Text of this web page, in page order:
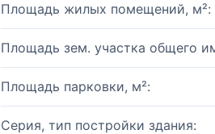
Площадь жилых помещений, м²:
Площадь зем. участка общего
Площадь парковки, м²:
Серия, тип постройки здания: